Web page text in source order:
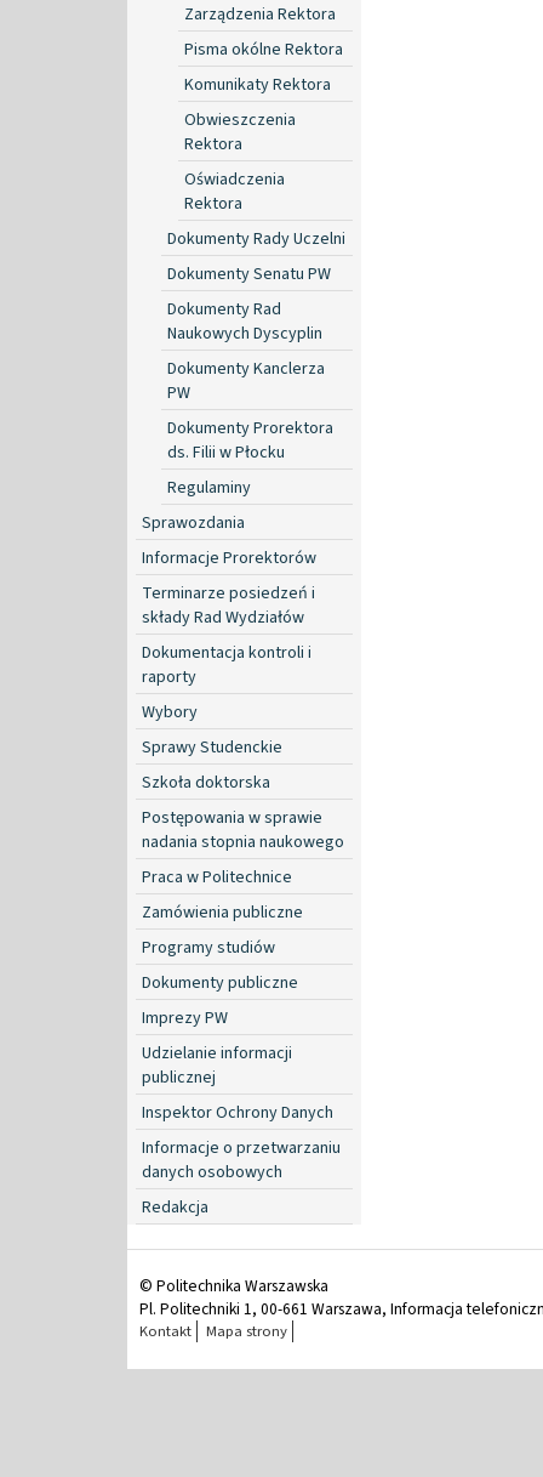
Zarządzenia Rektora
Pisma okólne Rektora
Komunikaty Rektora
Obwieszczenia
Rektora
Oświadczenia
Rektora
Dokumenty Rady Uczelni
Dokumenty Senatu PW
Dokumenty Rad
Naukowych Dyscyplin
Dokumenty Kanclerza
PW
Dokumenty Prorektora
ds. Filii w Płocku
Regulaminy
Sprawozdania
Informacje Prorektorów
Terminarze posiedzeń i
składy Rad Wydziałów
Dokumentacja kontroli i
raporty
Wybory
Sprawy Studenckie
Szkoła doktorska
Postępowania w sprawie
nadania stopnia naukowego
Praca w Politechnice
Zamówienia publiczne
Programy studiów
Dokumenty publiczne
Imprezy PW
Udzielanie informacji
publicznej
Inspektor Ochrony Danych
Informacje o przetwarzaniu
danych osobowych
Redakcja
© Politechnika Warszawska
Pl. Politechniki 1, 00-661 Warszawa, Informacja
Kontakt Mapa strony